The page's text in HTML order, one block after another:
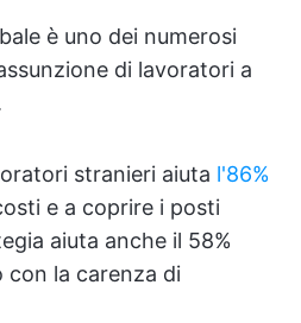
è uno dei numerosi
di lavoratori a
stranieri aiuta l'86%
e a coprire i posti
aiuta anche il 58%
con la carenza di